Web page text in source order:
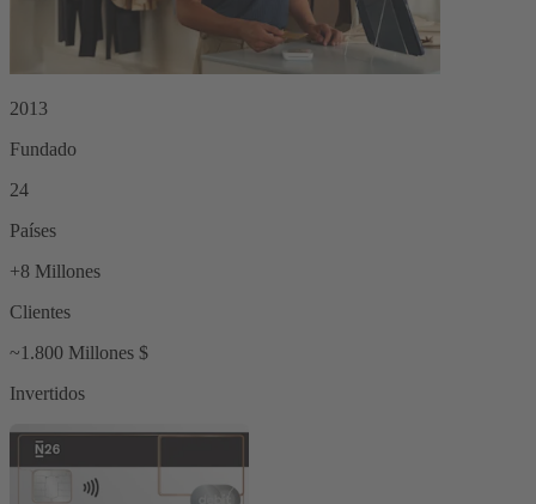
2013
Fundado
24
Países
+8 Millones
Clientes
~1.800 Millones $
Invertidos